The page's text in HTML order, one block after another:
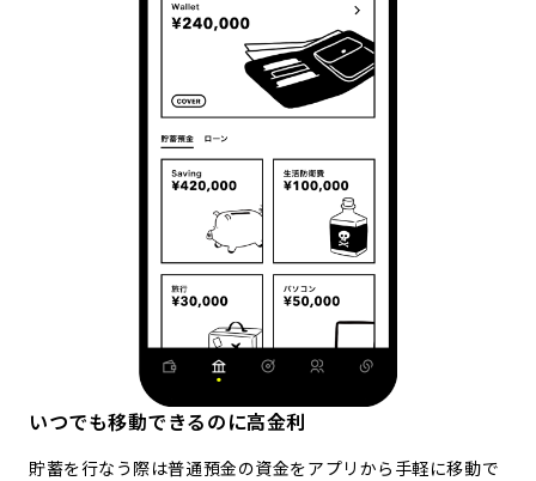
いつでも移動できるのに高金利
貯蓄を行なう際は普通預金の資金をアプリから手軽に移動で